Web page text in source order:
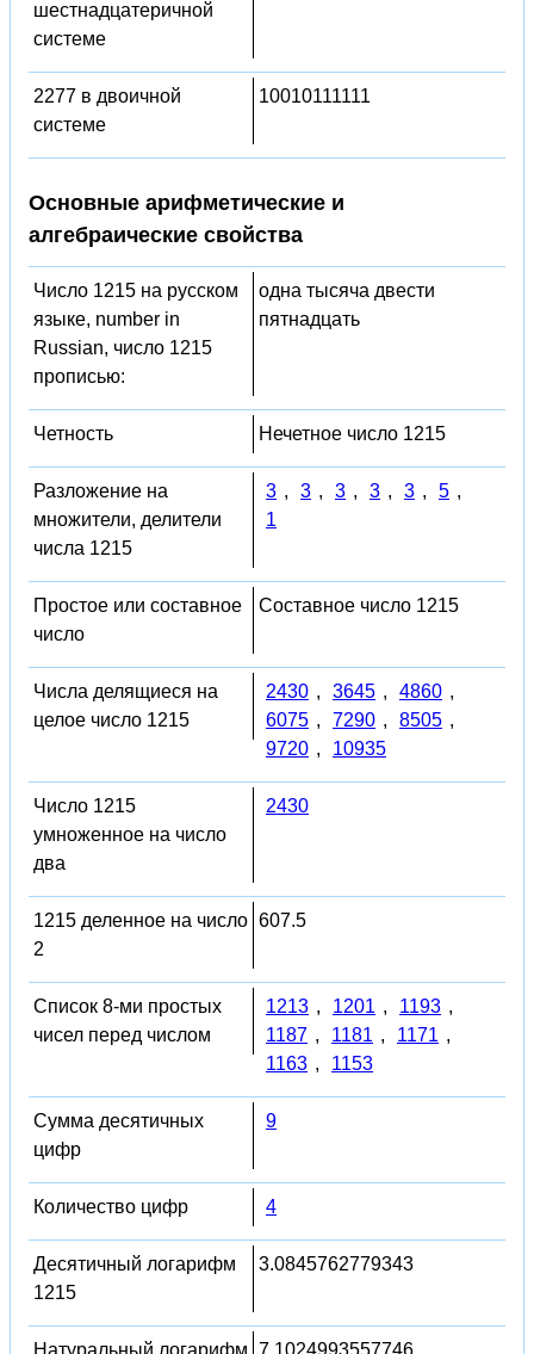
шестнадцатеричной
системе
2277 в двоичной
системе
10010111111
Основные арифметические и
алгебраические свойства
Число 1215 на русском
языке, number in
Russian, число 1215
прописью:
одна тысяча двести
пятнадцать
Четность Нечетное число 1215
Разложение на
множители, делители
числа 1215
3 , 3 , 3 , 3 , 3 , 5 ,
1
Простое или составное
число
Составное число 1215
Числа делящиеся на
целое число 1215
2430 , 3645 , 4860 ,
6075 , 7290 , 8505 ,
9720 , 10935
Число 1215
умноженное на число
два
2430
1215 деленное на число
2
607.5
Список 8-ми простых
чисел перед числом
1213 , 1201 , 1193 ,
1187 , 1181 , 1171 ,
1163 , 1153
Сумма десятичных
цифр
9
Количество цифр 4
Десятичный логарифм
1215
3.0845762779343
Натуральный логарифм 7.1024993557746